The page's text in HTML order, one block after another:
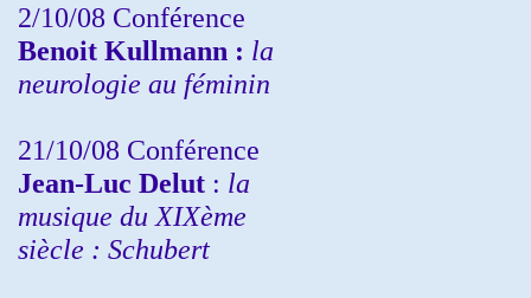
2/10/08 Conférence
Benoit Kullmann : la
neurologie au féminin
21/10/08 Conférence
Jean-Luc Delut : la
musique du XIXème
siècle : Schubert